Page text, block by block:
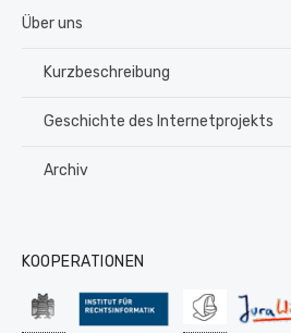
Über uns
Kurzbeschreibung
Geschichte des Internetprojekts
Archiv
KOOPERATIONEN